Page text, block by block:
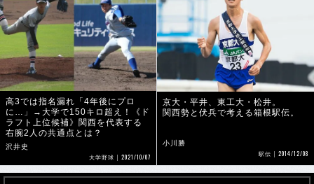
高3では指名漏れ「4年後にプロ
に…」→大学で150キロ超え！《ド
ラフト上位候補》関西を代表する
右腕2人の共通点とは？
沢井史
大学野球 2021/10/07
京大・平井、東工大・松井。
関西勢と伏兵で考える箱根駅伝。
小川勝
駅伝 2014/12/08